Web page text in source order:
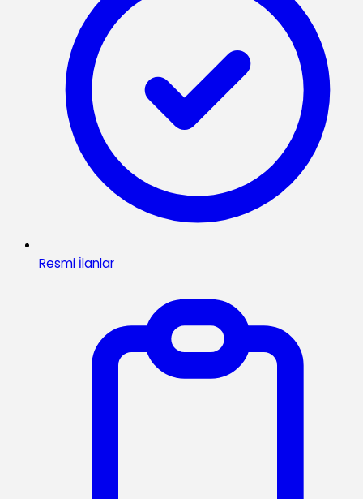
Resmi İlanlar